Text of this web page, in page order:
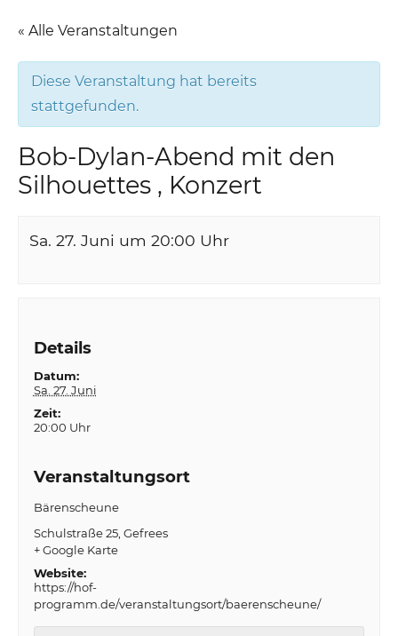
« Alle Veranstaltungen
Diese Veranstaltung hat bereits
stattgefunden.
Bob-Dylan-Abend mit den
Silhouettes , Konzert
Sa. 27. Juni um 20:00 Uhr
Details
Datum:
Sa. 27. Juni
Zeit:
20:00 Uhr
Veranstaltungsort
Bärenscheune
Schulstraße 25 Gefrees
+ Google Karte
Website:
https://hof-
programm.de/veranstaltungsort/baerenscheune/